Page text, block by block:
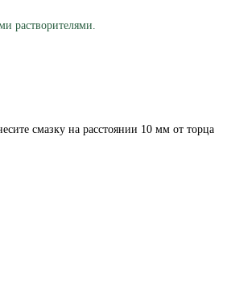
растворителями.
смазку на расстоянии 10 мм от торца